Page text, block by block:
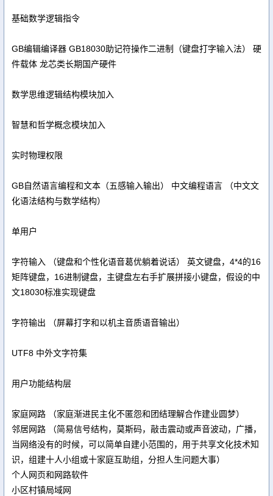
基础数学逻辑指令
GB编辑编译器 GB18030助记符操作二进制（键盘打字输入法） 硬
件载体 龙芯类长期国产硬件
数学思维逻辑结构模块加入
智慧和哲学概念模块加入
实时物理权限
GB自然语言编程和文本（五感输入输出） 中文编程语言 （中文文
化语法结构与数学结构）
单用户
字符输入 （键盘和个性化语音葛优躺着说话） 英文键盘，4*4的16
矩阵键盘，16进制键盘，主键盘左右手扩展拼接小键盘，假设的中
文18030标准实现键盘
字符输出 （屏幕打字和以机主音质语音输出）
UTF8 中外文字符集
用户功能结构层
家庭网路 （家庭渐进民主化不匿怨和团结理解合作建业圆梦）
邻居网路 （简易信号结构，莫斯码，敲击震动或声音波动，广播，
当网络没有的时候，可以简单自建小范围的，用于共享文化技术知
识，组建十人小组或十家庭互助组，分担人生问题大事）
个人网页和网路软件
小区村镇局域网